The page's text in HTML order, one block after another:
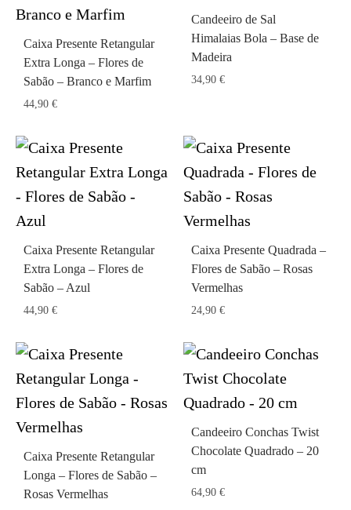
Caixa Presente Retangular
Extra Longa – Flores de
Sabão – Branco e Marfim
44,90 €
Candeeiro de Sal
Himalaias Bola – Base de
Madeira
34,90 €
Caixa Presente Retangular
Extra Longa – Flores de
Sabão – Azul
44,90 €
Caixa Presente Quadrada –
Flores de Sabão – Rosas
Vermelhas
24,90 €
Caixa Presente Retangular
Longa – Flores de Sabão –
Rosas Vermelhas
Candeeiro Conchas Twist
Chocolate Quadrado – 20
cm
64,90 €